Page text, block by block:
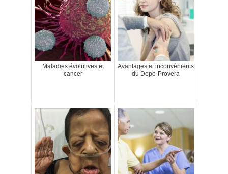
Maladies évolutives et
cancer
Avantages et inconvénients
du Depo-Provera